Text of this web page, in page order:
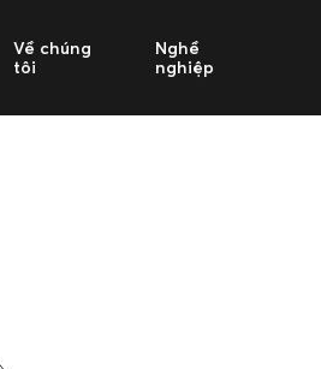
Về chúng
tôi
Nghề
nghiệp